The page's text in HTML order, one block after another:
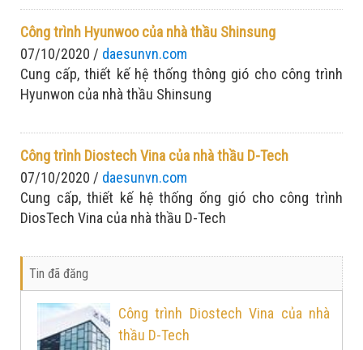
cao tinh thần: Chống dịch nghiêm túc - sản xuất tập
trung
Công trình Hyunwoo của nhà thầu Shinsung
07/10/2020 / daesunvn.com
Cung cấp, thiết kế hệ thống thông gió cho công trình
Hyunwon của nhà thầu Shinsung
Công trình Diostech Vina của nhà thầu D-Tech
07/10/2020 / daesunvn.com
Cung cấp, thiết kế hệ thống ống gió cho công trình
DiosTech Vina của nhà thầu D-Tech
Tin đã đăng
Công trình Diostech Vina của nhà
thầu D-Tech